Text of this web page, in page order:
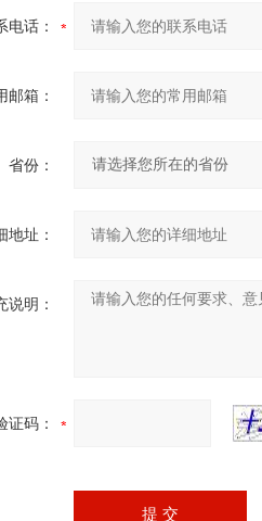
电话：
邮箱：
省份：
地址：
说明：
证码：